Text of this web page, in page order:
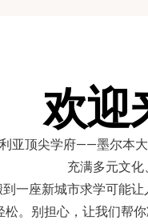
欢迎
亚顶尖学府——墨尔本
充满多元文化
一座新城市求学可能
松。别担心，让我们帮